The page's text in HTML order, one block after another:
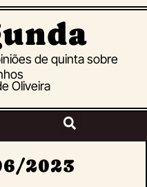
de quinta sobre
Oliveira
2023